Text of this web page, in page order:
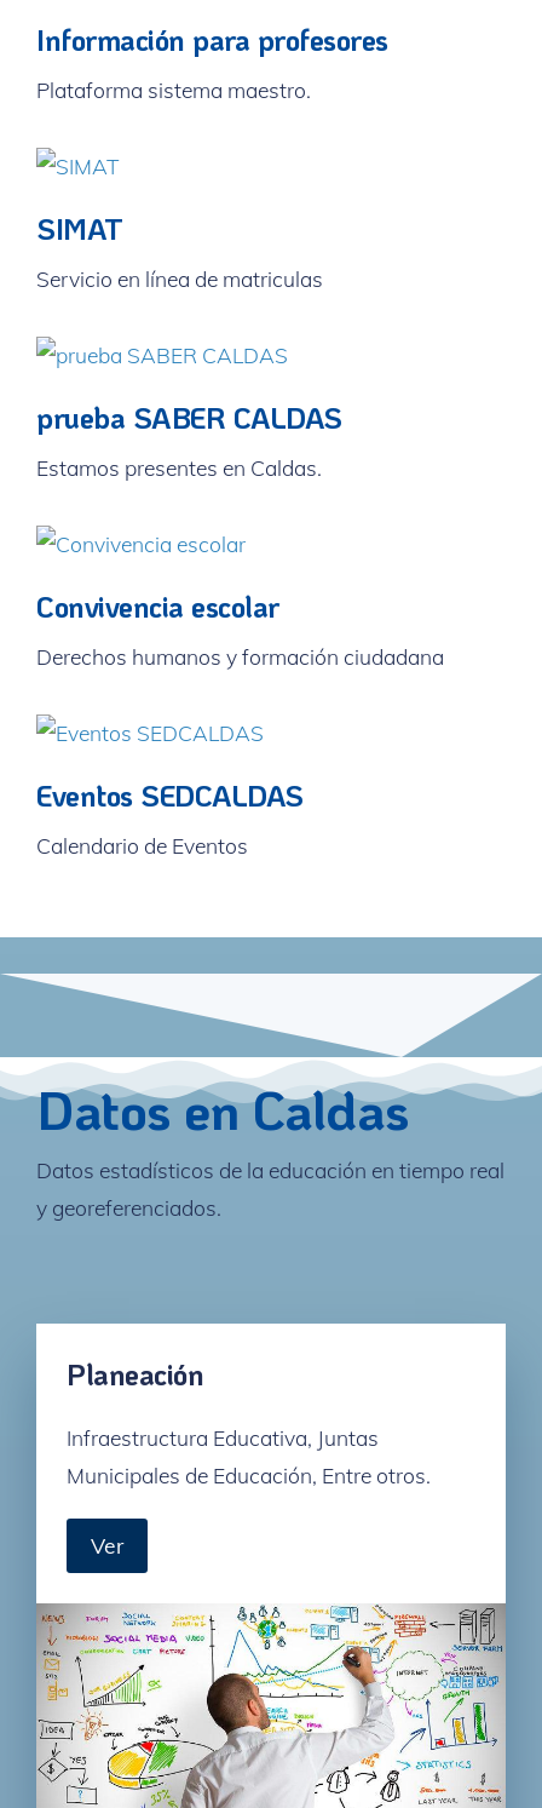
Información para profesores
Plataforma sistema maestro.
SIMAT
Servicio en línea de matriculas
prueba SABER CALDAS
Estamos presentes en Caldas.
Convivencia escolar
Derechos humanos y formación ciudadana
Eventos SEDCALDAS
Calendario de Eventos
Datos en Caldas
Datos estadísticos de la educación en tiempo real
y georeferenciados.
Planeación
Infraestructura Educativa, Juntas
Municipales de Educación, Entre otros.
Ver